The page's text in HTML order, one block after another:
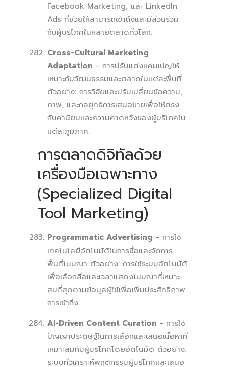
Facebook Marketing, และ LinkedIn
Ads ที่ช่วยให้สามารถเข้าถึงและมีส่วนร่วม
กับผู้บริโภคในหลายตลาดทั่วโลก.
Cross-Cultural Marketing
Adaptation - การปรับแต่งแคมเปญให้
เหมาะกับวัฒนธรรมและตลาดในแต่ละพื้นที่
ตัวอย่าง: การวิจัยและปรับเปลี่ยนข้อความ,
ภาพ, และกลยุทธ์การเสนอขายเพื่อให้ตรง
กับค่านิยมและความคาดหวังของผู้บริโภคใน
แต่ละภูมิภาค.
การตลาดดิจิทัลด้วย
เครื่องมือเฉพาะทาง
(Specialized Digital
Tool Marketing)
Programmatic Advertising - การใช้
เทคโนโลยีอัตโนมัติในการซื้อและจัดการ
พื้นที่โฆษณา ตัวอย่าง: การใช้ระบบอัตโนมัติ
เพื่อเลือกสื่อและเวลาแสดงโฆษณาที่เหมาะ
สมที่สุดตามข้อมูลผู้ใช้เพื่อเพิ่มประสิทธิภาพ
การเข้าถึง.
AI-Driven Content Curation - การใช้
ปัญญาประดิษฐ์ในการเลือกและเสนอเนื้อหาที่
เหมาะสมกับผู้บริโภคโดยอัตโนมัติ ตัวอย่าง:
ระบบที่วิเคราะห์พฤติกรรมผู้บริโภคและเสนอ